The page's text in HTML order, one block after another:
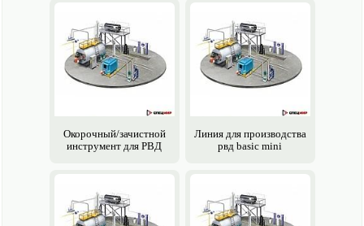
Окорочный/зачистной
инструмент для РВД
Линия для производства
рвд basic mini